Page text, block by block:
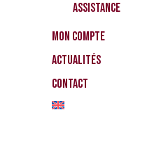
Assistance
Mon compte
Actualités
Contact